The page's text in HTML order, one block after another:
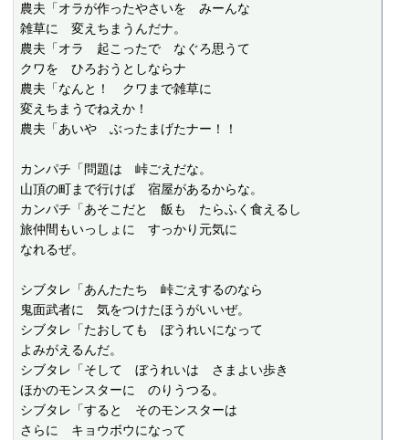
農夫「オラが作ったやさいを　みーんな
雑草に　変えちまうんだナ。
農夫「オラ　起こったで　なぐろ思うて
クワを　ひろおうとしならナ
農夫「なんと！　クワまで雑草に
変えちまうでねえか！
農夫「あいや　ぶったまげたナー！！
カンパチ「問題は　峠ごえだな。
山頂の町まで行けば　宿屋があるからな。
カンパチ「あそこだと　飯も　たらふく食えるし
旅仲間もいっしょに　すっかり元気に
なれるぜ。
シブタレ「あんたたち　峠ごえするのなら
鬼面武者に　気をつけたほうがいいぜ。
シブタレ「たおしても　ぼうれいになって
よみがえるんだ。
シブタレ「そして　ぼうれいは　さまよい歩き
ほかのモンスターに　のりうつる。
シブタレ「すると　そのモンスターは
さらに　キョウボウになって